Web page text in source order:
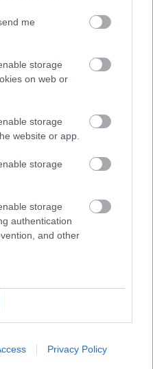
me
storage
on web or
storage
website or app.
storage
storage
authentication
and other
Privacy Policy
a
a világ minden
egészen
képeket. Lássuk!